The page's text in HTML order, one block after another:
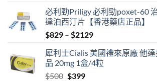
was:
$500.
is:
$480.
必利勁Priligy 必利勁poxet-60
達泊西汀片【香港藥店正品】
$829 – $2129Price
$829
through
犀利士Cialis 美國禮來原廠 他
品 20mg 1盒/4粒
$500 Original
$399Current